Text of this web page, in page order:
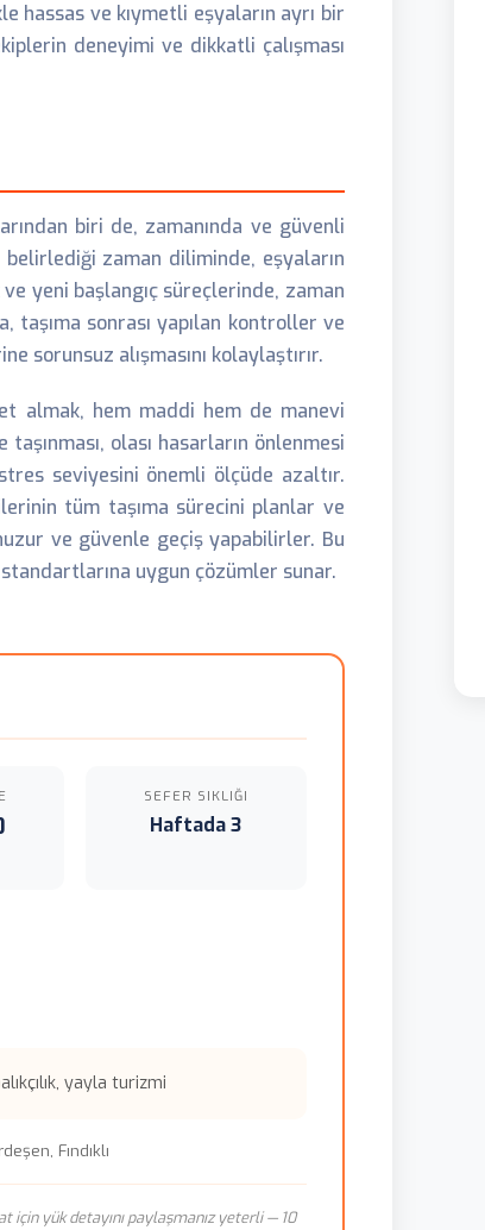
hassas ve kıymetli eşyaların ayrı bir
deneyimi ve dikkatli çalışması
biri de, zamanında ve güvenli
zaman diliminde, eşyaların
yeni başlangıç süreçlerinde, zaman
taşıma sonrası yapılan kontroller ve
alışmasını kolaylaştırır.
almak, hem maddi hem de manevi
olası hasarların önlenmesi
seviyesini önemli ölçüde azaltır.
tüm taşıma sürecini planlar ve
ve güvenle geçiş yapabilirler. Bu
uygun çözümler sunar.
SEFER SIKLIĞI
Haftada 3
yayla turizmi
Fındıklı
yük detayını paylaşmanız yeterli — 10